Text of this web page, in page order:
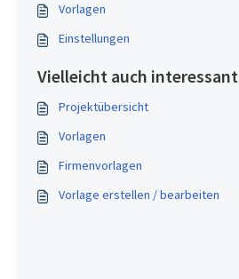
Vorlagen
Einstellungen
Vielleicht auch interessant
Projektübersicht
Vorlagen
Firmenvorlagen
Vorlage erstellen / bearbeiten